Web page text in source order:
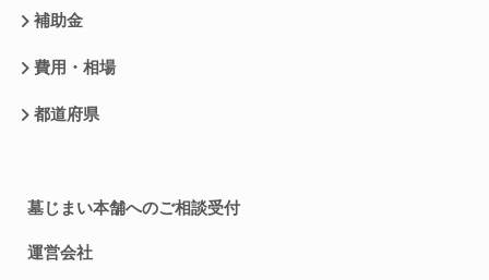
補助金
費用・相場
都道府県
墓じまい本舗へのご相談受付
運営会社